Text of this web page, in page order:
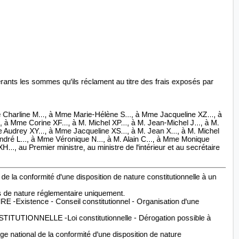
les sommes qu'ils réclament au titre des frais exposés par
M..., à Mme Marie-Hélène S..., à Mme Jacqueline XZ..., à
Mme Corine XF..., à M. Michel XP..., à M. Jean-Michel J..., à M.
XY..., à Mme Jacqueline XS..., à M. Jean X..., à M. Michel
L..., à Mme Véronique N..., à M. Alain C..., à Mme Monique
au Premier ministre, au ministre de l'intérieur et au secrétaire
la conformité d'une disposition de nature constitutionnelle à un
nature réglementaire uniquement.
-Existence - Conseil constitutionnel - Organisation d'une
-Loi constitutionnelle - Dérogation possible à
national de la conformité d'une disposition de nature